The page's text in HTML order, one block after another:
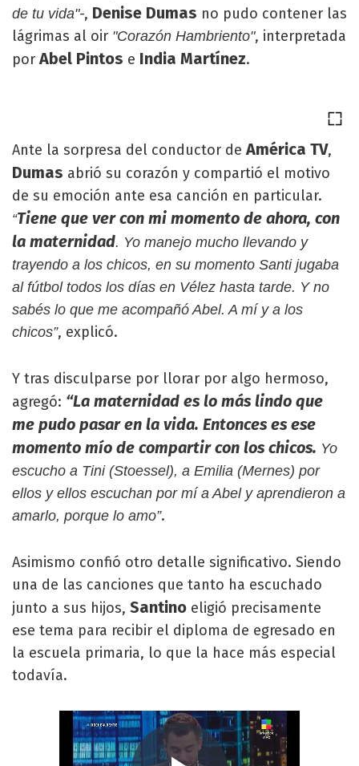
de tu vida"-, Denise Dumas no pudo contener las
lágrimas al oir "Corazón Hambriento", interpretada
porAbel Pintos e India Martínez.
Ante la sorpresa del conductor deAmérica TV,
Dumas abrió su corazón y compartió el motivo
de su emoción ante esa canción en particular.
“Tiene que ver con mi momento de ahora, con
la maternidad. Yo manejo mucho llevando y
trayendo a los chicos, en su momento Santi jugaba
al fútbol todos los días en Vélez hasta tarde. Y no
sabés lo que me acompañó Abel. A mí y a los
chicos”, explicó.
Y tras disculparse por llorar por algo hermoso,
agregó: “La maternidad es lo más lindo que
me pudo pasar en la vida. Entonces es ese
momento mío de compartir con los chicos. Yo
escucho a Tini (Stoessel), a Emilia (Mernes) por
ellos y ellos escuchan por mí a Abel y aprendieron a
amarlo, porque lo amo”.
Asimismo confió otro detalle significativo. Siendo
una de las canciones que tanto ha escuchado
junto a sus hijos, Santino eligió precisamente
ese tema para recibir el diploma de egresado en
la escuela primaria, lo que la hace más especial
todavía.